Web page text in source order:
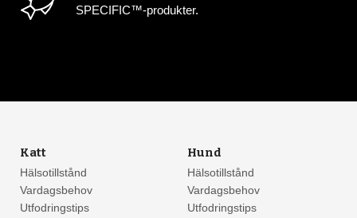
SPECIFIC™-produkter.
Katt
Hälsotillstånd
Vardagsbehov
Utfodringstips
Hund
Hälsotillstånd
Vardagsbehov
Utfodringstips